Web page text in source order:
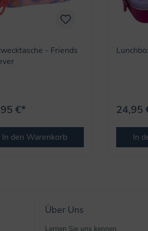
- Friends
€*
In den Warenkorb
24,95
In
Über Uns
Lernen Sie uns kennen